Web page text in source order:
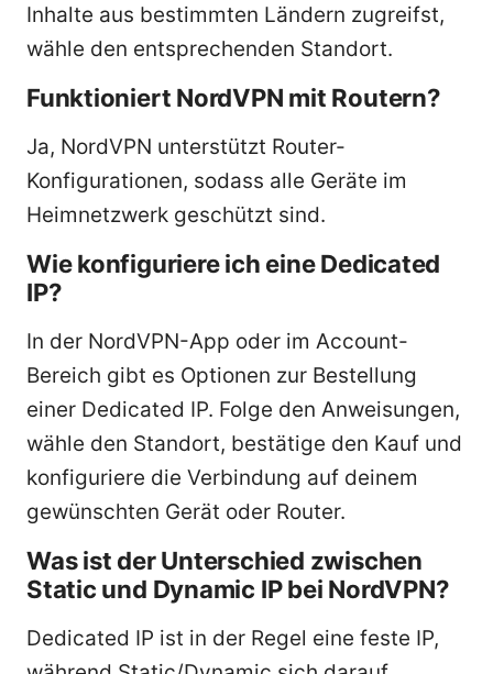
Inhalte aus bestimmten Ländern zugreifst,
wähle den entsprechenden Standort.
Funktioniert NordVPN mit Routern?
Ja, NordVPN unterstützt Router-
Konfigurationen, sodass alle Geräte im
Heimnetzwerk geschützt sind.
Wie konfiguriere ich eine Dedicated
IP?
In der NordVPN-App oder im Account-
Bereich gibt es Optionen zur Bestellung
einer Dedicated IP. Folge den Anweisungen,
wähle den Standort, bestätige den Kauf und
konfiguriere die Verbindung auf deinem
gewünschten Gerät oder Router.
Was ist der Unterschied zwischen
Static und Dynamic IP bei NordVPN?
Dedicated IP ist in der Regel eine feste IP,